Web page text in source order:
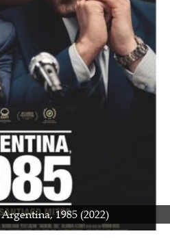
Argentina, 1985 (2022)